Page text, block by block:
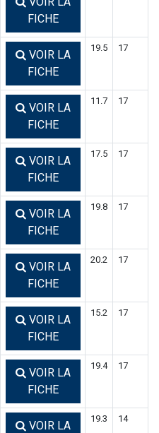
FICHE
VOIR LA
FICHE
19.5 17
VOIR LA
FICHE
11.7 17
VOIR LA
FICHE
17.5 17
VOIR LA
FICHE
19.8 17
VOIR LA
FICHE
20.2 17
VOIR LA
FICHE
15.2 17
VOIR LA
FICHE
19.4 17
VOIR LA
19.3 14